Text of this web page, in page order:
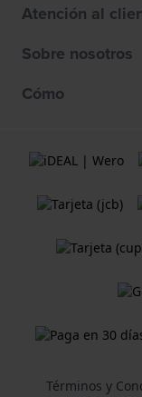
Atención al
Sobre nosotros
Cómo
Términos y